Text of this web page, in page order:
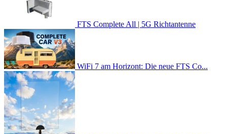
FTS Complete All | 5G Richtantenne
WiFi 7 am Horizont: Die neue FTS Co...